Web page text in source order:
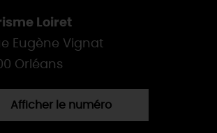
Loiret
Eugène Vignat
Orléans
Afficher le numéro